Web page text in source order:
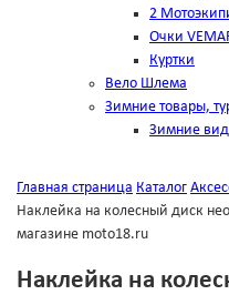
2
Очки
Куртки
Вело Шлема
Зимние товары,
Зимние
Главная страница Каталог
Наклейка на колесный диск
магазине moto18.ru
Наклейка на